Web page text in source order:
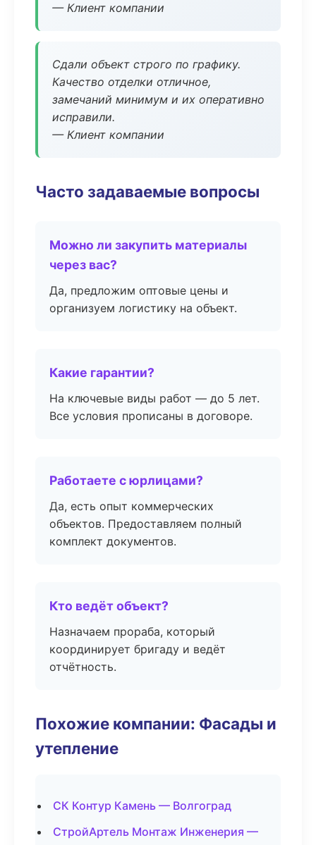
— Клиент компании
Сдали объект строго по графику.
Качество отделки отличное,
замечаний минимум и их оперативно
исправили.
— Клиент компании
Часто задаваемые вопросы
Можно ли закупить материалы
через вас?
Да, предложим оптовые цены и
организуем логистику на объект.
Какие гарантии?
На ключевые виды работ — до 5 лет.
Все условия прописаны в договоре.
Работаете с юрлицами?
Да, есть опыт коммерческих
объектов. Предоставляем полный
комплект документов.
Кто ведёт объект?
Назначаем прораба, который
координирует бригаду и ведёт
отчётность.
Похожие компании: Фасады и
утепление
СК Контур Камень — Волгоград
СтройАртель Монтаж Инженерия —